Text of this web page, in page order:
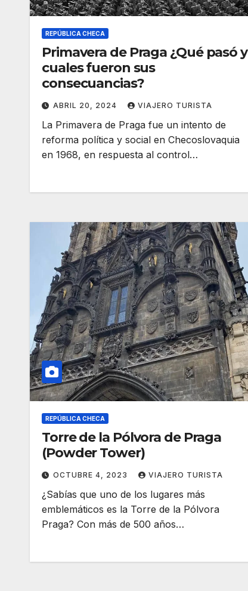
REPÚBLICA CHECA
Primavera de Praga ¿Qué pasó y
cuales fueron sus
consecuancias?
ABRIL 20, 2024 VIAJERO TURISTA
La Primavera de Praga fue un intento de
reforma política y social en Checoslovaquia
en 1968, en respuesta al control…
REPÚBLICA CHECA
Torre de la Pólvora de Praga
(Powder Tower)
OCTUBRE 4, 2023 VIAJERO TURISTA
¿Sabías que uno de los lugares más
emblemáticos es la Torre de la Pólvora
Praga? Con más de 500 años…